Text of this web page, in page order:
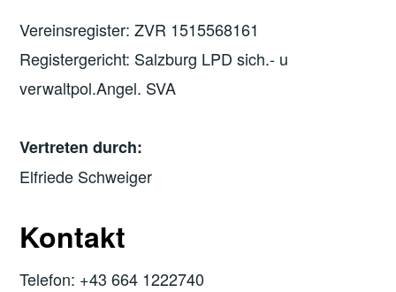
Vereinsregister: ZVR 1515568161
Registergericht: Salzburg LPD sich.- u
verwaltpol.Angel. SVA
Vertreten durch:
Elfriede Schweiger
Kontakt
Telefon: +43 664 1222740